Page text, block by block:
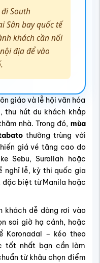
South
Sân bay quốc tế
khách cần nối
địa để vào
giáo và lễ hội văn hóa
thu hút du khách khắp
nhà. Trong đó, mùa
thường trùng với
giá vé tăng cao do
Sebu, Surallah hoặc
nghỉ lễ, kỳ thi quốc gia
đặc biệt từ Manila hoặc
khách dễ dàng rơi vào
sai giờ hạ cánh, hoặc
Koronadal – kéo theo
tốt nhất bạn cần làm
từ khâu chọn điểm